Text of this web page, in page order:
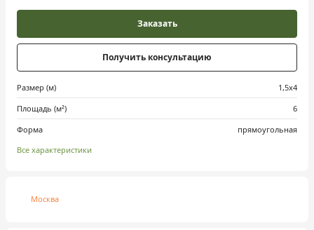
Заказать
Получить консультацию
Размер (м)
1,5х4
Площадь (м²)
6
Форма
прямоугольная
Все характеристики
Москва